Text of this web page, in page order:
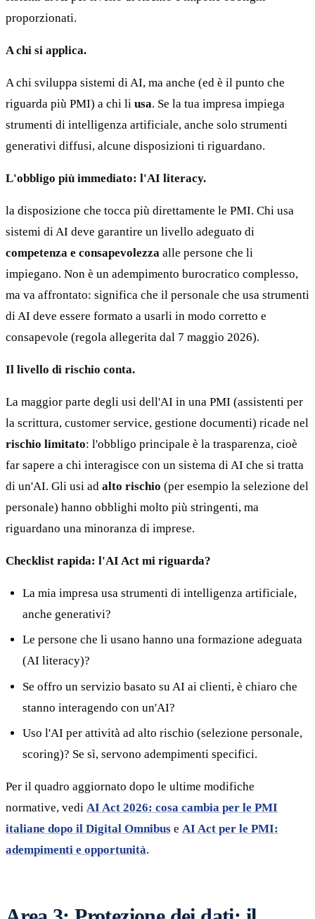
proporzionati.
A chi si applica.
A chi sviluppa sistemi di AI, ma anche (ed è il punto che
riguarda più PMI) a chi li usa. Se la tua impresa impiega
strumenti di intelligenza artificiale, anche solo strumenti
generativi diffusi, alcune disposizioni ti riguardano.
L'obbligo più immediato: l'AI literacy.
la disposizione che tocca più direttamente le PMI. Chi usa
sistemi di AI deve garantire un livello adeguato di
competenza e consapevolezza alle persone che li
impiegano. Non è un adempimento burocratico complesso,
ma va affrontato: significa che il personale che usa strumenti
di AI deve essere formato a usarli in modo corretto e
consapevole (regola allegerita dal 7 maggio 2026).
Il livello di rischio conta.
La maggior parte degli usi dell'AI in una PMI (assistenti per
la scrittura, customer service, gestione documenti) ricade nel
rischio limitato: l'obbligo principale è la trasparenza, cioè
far sapere a chi interagisce con un sistema di AI che si tratta
di un'AI. Gli usi ad alto rischio (per esempio la selezione del
personale) hanno obblighi molto più stringenti, ma
riguardano una minoranza di imprese.
Checklist rapida: l'AI Act mi riguarda?
La mia impresa usa strumenti di intelligenza artificiale,
anche generativi?
Le persone che li usano hanno una formazione adeguata
(AI literacy)?
Se offro un servizio basato su AI ai clienti, è chiaro che
stanno interagendo con un'AI?
Uso l'AI per attività ad alto rischio (selezione personale,
scoring)? Se sì, servono adempimenti specifici.
Per il quadro aggiornato dopo le ultime modifiche
normative, vedi AI Act 2026: cosa cambia per le PMI
italiane dopo il Digital Omnibus e AI Act per le PMI:
adempimenti e opportunità.